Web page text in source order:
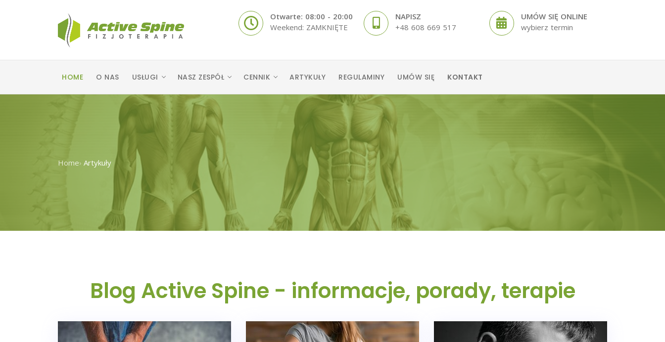
Otwarte: 08:00 - 20:00
Weekend: ZAMKNIĘTE
NAPISZ
+48 608 669 517
UMÓW SIĘ ONLINE
wybierz termin
HOME O NAS USŁUGI NASZ ZESPÓŁ CENNIK ARTYKUŁY REGULAMINY UMÓW SIĘ KONTAKT
Home› Artykuły
Blog Active Spine - informacje, porady, terapie